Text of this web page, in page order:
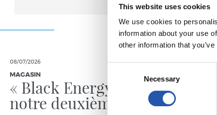
This website uses cookies
We use cookies to
information about your use
other information that
Necessary
08/07/2026
MAGASIN
« Black Energy » pour
notre deuxième peau
15/05/2026